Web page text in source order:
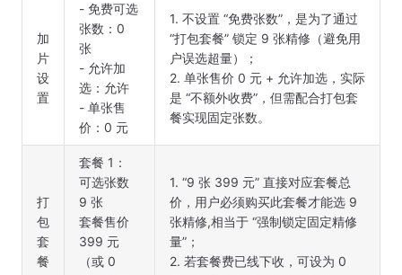
加
片
设
置
- 免费可选
张数：0
张
- 允许加
选：允许
- 单张售
价：0 元
1. 不设置 “免费张数”，是为了通过
“打包套餐” 锁定 9 张精修（避免用
户误选超量）；
2. 单张售价 0 元 + 允许加选，实际
是 “不额外收费”，但需配合打包套
餐实现固定张数。
打
包
套
餐
套餐 1：
可选张数
9 张
套餐售价
399 元
（或 0
1. “9 张 399 元” 直接对应套餐总
价，用户必须购买此套餐才能选 9
张精修,相当于 “强制锁定固定精修
量”；
2. 若套餐费已线下收，可设为 0